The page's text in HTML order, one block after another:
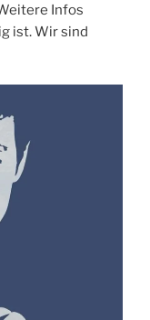
Infos
ist. Wir sind